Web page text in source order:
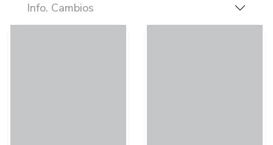
Info. Cambios